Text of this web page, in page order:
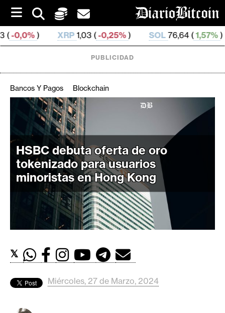
i
p
t
o
XRP1,03 ( -0,25%) SOL76,64 ( 1,57%) TRX
C
r
p
t
o
M
e
r
d
o
s
PUBLICIDAD
Bancos Y Pagos Blockchain
HSBC debuta oferta de oro
tokenizado para usuarios
minoristas en Hong Kong
𝕏
Miércoles, 27 de Marzo, 2024